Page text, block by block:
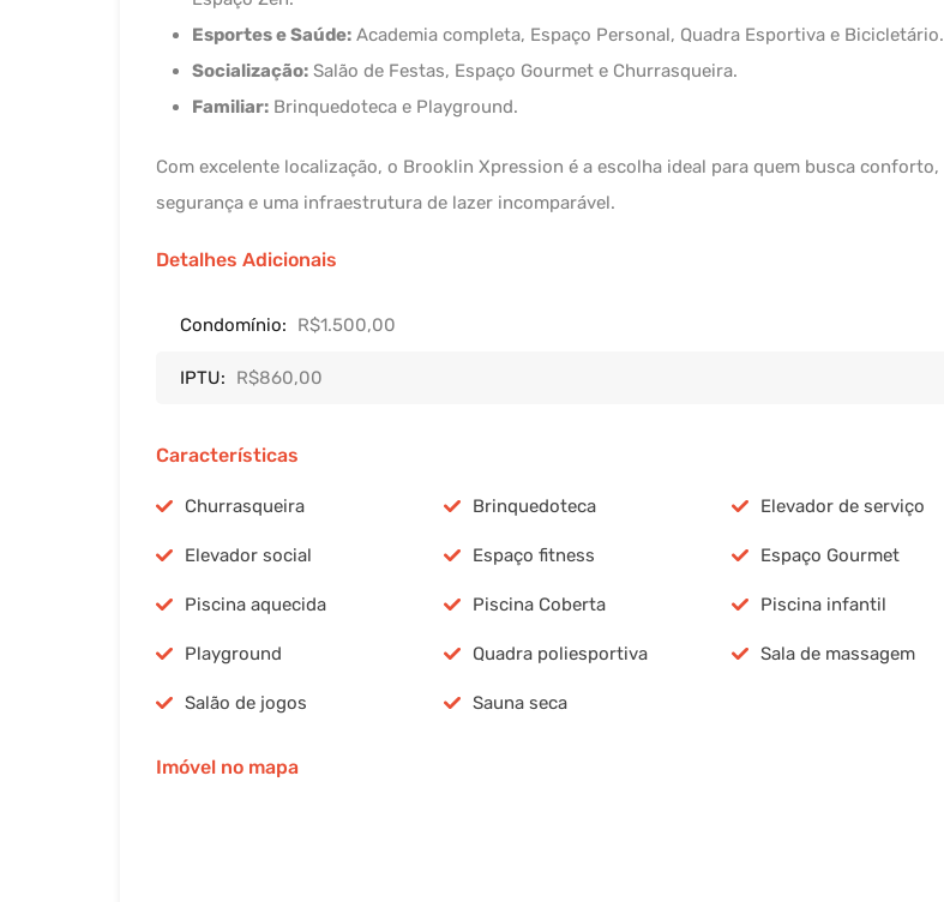
Esportes e Saúde: Academia completa, Espaço Personal, Quadra Esportiva e Bicicletário.
Socialização: Salão de Festas, Espaço Gourmet e Churrasqueira.
Familiar: Brinquedoteca e Playground.
Com excelente localização, o Brooklin Xpression é a escolha ideal para quem busca conforto,
segurança e uma infraestrutura de lazer incomparável.
Detalhes Adicionais
Condomínio: R$1.500,00
IPTU: R$860,00
Características
Churrasqueira Brinquedoteca Elevador de serviço
Elevador social Espaço fitness Espaço Gourmet
Piscina aquecida Piscina Coberta Piscina infantil
Playground Quadra poliesportiva Sala de massagem
Salão de jogos Sauna seca
Imóvel no mapa